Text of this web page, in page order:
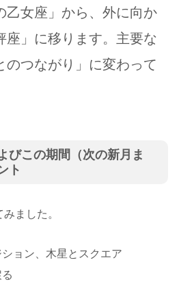
乙女座」から、外に向か
座」に移ります。主要な
のつながり」に変わって
びこの期間（次の新月ま
ト
ました。
ョン、木星とスクエア